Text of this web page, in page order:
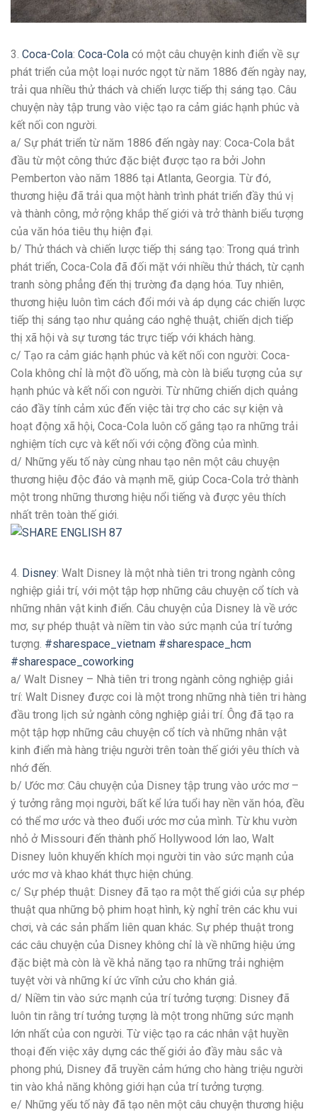
3. Coca-Cola: Coca-Cola có một câu chuyện kinh điển về sự
phát triển của một loại nước ngọt từ năm 1886 đến ngày nay,
trải qua nhiều thử thách và chiến lược tiếp thị sáng tạo. Câu
chuyện này tập trung vào việc tạo ra cảm giác hạnh phúc và
kết nối con người.
a/ Sự phát triển từ năm 1886 đến ngày nay: Coca-Cola bắt
đầu từ một công thức đặc biệt được tạo ra bởi John
Pemberton vào năm 1886 tại Atlanta, Georgia. Từ đó,
thương hiệu đã trải qua một hành trình phát triển đầy thú vị
và thành công, mở rộng khắp thế giới và trở thành biểu tượng
của văn hóa tiêu thụ hiện đại.
b/ Thử thách và chiến lược tiếp thị sáng tạo: Trong quá trình
phát triển, Coca-Cola đã đối mặt với nhiều thử thách, từ cạnh
tranh sòng phẳng đến thị trường đa dạng hóa. Tuy nhiên,
thương hiệu luôn tìm cách đổi mới và áp dụng các chiến lược
tiếp thị sáng tạo như quảng cáo nghệ thuật, chiến dịch tiếp
thị xã hội và sự tương tác trực tiếp với khách hàng.
c/ Tạo ra cảm giác hạnh phúc và kết nối con người: Coca-
Cola không chỉ là một đồ uống, mà còn là biểu tượng của sự
hạnh phúc và kết nối con người. Từ những chiến dịch quảng
cáo đầy tính cảm xúc đến việc tài trợ cho các sự kiện và
hoạt động xã hội, Coca-Cola luôn cố gắng tạo ra những trải
nghiệm tích cực và kết nối với cộng đồng của mình.
d/ Những yếu tố này cùng nhau tạo nên một câu chuyện
thương hiệu độc đáo và mạnh mẽ, giúp Coca-Cola trở thành
một trong những thương hiệu nổi tiếng và được yêu thích
nhất trên toàn thế giới.
4. Disney: Walt Disney là một nhà tiên tri trong ngành công
nghiệp giải trí, với một tập hợp những câu chuyện cổ tích và
những nhân vật kinh điển. Câu chuyện của Disney là về ước
mơ, sự phép thuật và niềm tin vào sức mạnh của trí tưởng
tượng. #sharespace_vietnam #sharespace_hcm
#sharespace_coworking
a/ Walt Disney – Nhà tiên tri trong ngành công nghiệp giải
trí: Walt Disney được coi là một trong những nhà tiên tri hàng
đầu trong lịch sử ngành công nghiệp giải trí. Ông đã tạo ra
một tập hợp những câu chuyện cổ tích và những nhân vật
kinh điển mà hàng triệu người trên toàn thế giới yêu thích và
nhớ đến.
b/ Ước mơ: Câu chuyện của Disney tập trung vào ước mơ –
ý tưởng rằng mọi người, bất kể lứa tuổi hay nền văn hóa, đều
có thể mơ ước và theo đuổi ước mơ của mình. Từ khu vườn
nhỏ ở Missouri đến thành phố Hollywood lớn lao, Walt
Disney luôn khuyến khích mọi người tin vào sức mạnh của
ước mơ và khao khát thực hiện chúng.
c/ Sự phép thuật: Disney đã tạo ra một thế giới của sự phép
thuật qua những bộ phim hoạt hình, kỳ nghỉ trên các khu vui
chơi, và các sản phẩm liên quan khác. Sự phép thuật trong
các câu chuyện của Disney không chỉ là về những hiệu ứng
đặc biệt mà còn là về khả năng tạo ra những trải nghiệm
tuyệt vời và những kí ức vĩnh cửu cho khán giả.
d/ Niềm tin vào sức mạnh của trí tưởng tượng: Disney đã
luôn tin rằng trí tưởng tượng là một trong những sức mạnh
lớn nhất của con người. Từ việc tạo ra các nhân vật huyền
thoại đến việc xây dựng các thế giới ảo đầy màu sắc và
phong phú, Disney đã truyền cảm hứng cho hàng triệu người
tin vào khả năng không giới hạn của trí tưởng tượng.
e/ Những yếu tố này đã tạo nên một câu chuyện thương hiệu